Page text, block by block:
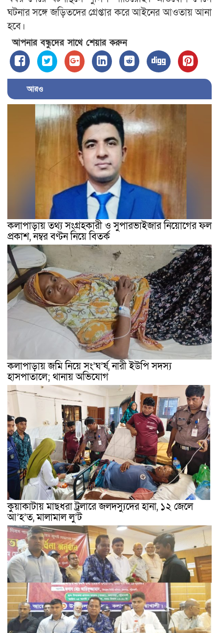
ঘটনার সঙ্গে জড়িতদের গ্রেপ্তার করে আইনের আওতায় আনা
হবে।
আপনার বন্ধুদের সাথে শেয়ার করুন
আরও
কলাপাড়ায় তথ্য সংগ্রহকারী ও সুপারভাইজার নিয়োগের ফল
প্রকাশ, নম্বর বণ্টন নিয়ে বিতর্ক
কলাপাড়ায় জমি নিয়ে সং’ঘ’র্ষ, নারী ইউপি সদস্য
হাসপাতালে; থানায় অভিযোগ
কুয়াকাটায় মাছধরা ট্রলারে জলদস্যুদের হানা, ১২ জেলে
আ’হ’ত, মালামাল লু’ট